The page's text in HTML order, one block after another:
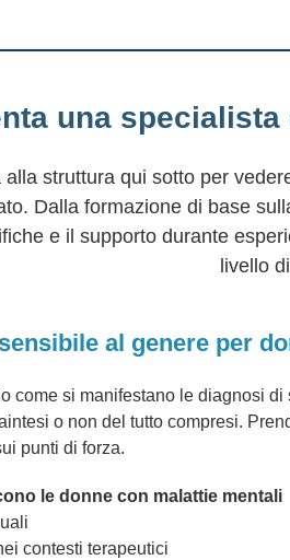
una
alla struttura qui sotto per
Dalla formazione di base
e il supporto durante
livello
al genere per
come si manifestano le diagnosi
o non del tutto compresi.
punti di forza.
le donne con malattie mentali
contesti terapeutici